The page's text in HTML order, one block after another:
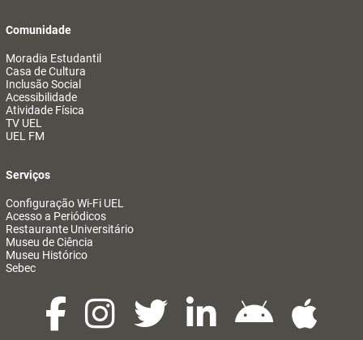
Comunidade
Moradia Estudantil
Casa de Cultura
Inclusão Social
Acessibilidade
Atividade Física
TV UEL
UEL FM
Serviços
Configuração Wi-Fi UEL
Acesso a Periódicos
Restaurante Universitário
Museu de Ciência
Museu Histórico
Sebec